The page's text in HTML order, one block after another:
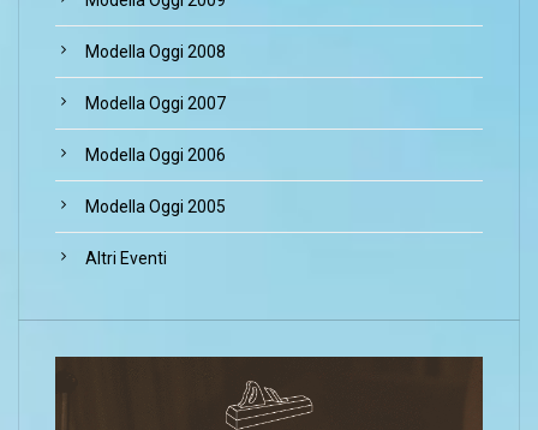
Modella Oggi 2008
Modella Oggi 2007
Modella Oggi 2006
Modella Oggi 2005
Altri Eventi